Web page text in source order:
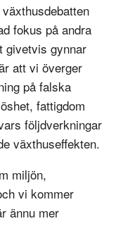
fokus på andra
givetvis gynnar
att vi överger
på falska
fattigdom
följdverkningar
växthuseffekten.
miljön,
vi kommer
ännu mer